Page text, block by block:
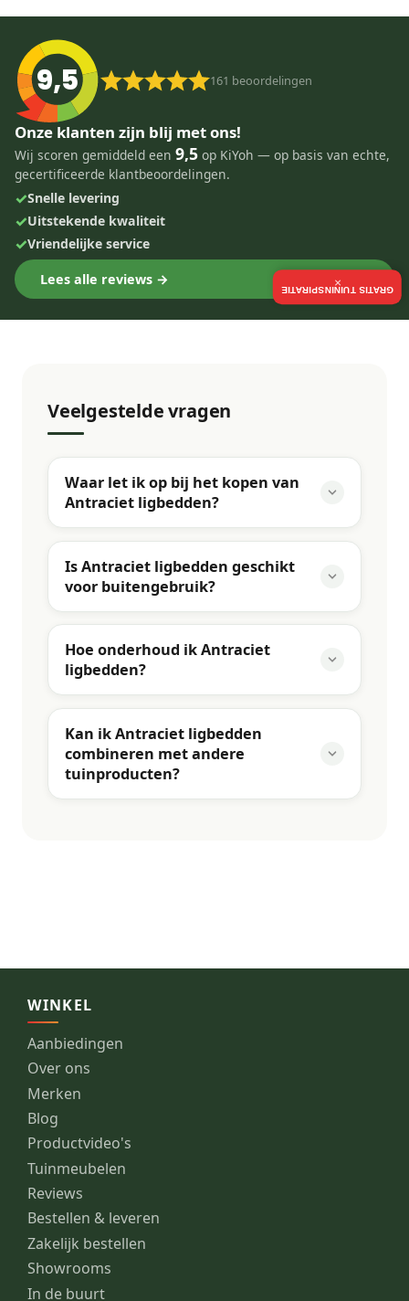
9,5 161 beoordelingen
Onze klanten zijn blij met ons!
Wij scoren gemiddeld een 9,5 op KiYoh — op basis van echte,
gecertificeerde klantbeoordelingen.
✓Snelle levering
✓Uitstekende kwaliteit
✓Vriendelijke service
Lees alle reviews →
Veelgestelde vragen
Waar let ik op bij het kopen van
Antraciet ligbedden?
Is Antraciet ligbedden geschikt
voor buitengebruik?
Hoe onderhoud ik Antraciet
ligbedden?
Kan ik Antraciet ligbedden
combineren met andere
tuinproducten?
WINKEL
Aanbiedingen
Over ons
Merken
Blog
Productvideo's
Tuinmeubelen
Reviews
Bestellen & leveren
Zakelijk bestellen
Showrooms
In de buurt
GRATIS TUININSPIRATIE
×